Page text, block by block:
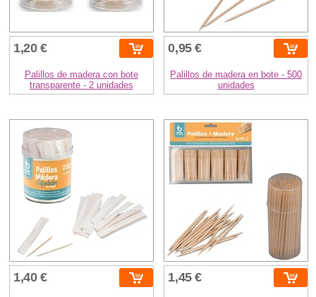
1,20 €
Palillos de madera con bote
transparente - 2 unidades
0,95 €
Palillos de madera en bote - 500
unidades
1,40 € 1,45 €